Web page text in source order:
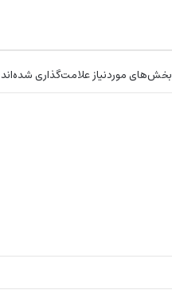
بخش‌های موردنیاز علامت‌گذاری شده‌اند